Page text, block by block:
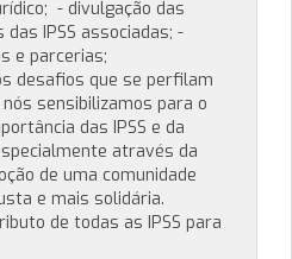
- divulgação das
IPSS associadas; -
e parcerias;
desafios que se perfilam
sensibilizamos para o
das IPSS e da
através da
de uma comunidade
e mais solidária.
de todas as IPSS para